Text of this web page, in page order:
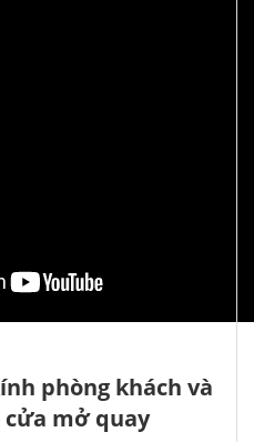
phòng khách và
cửa mở quay